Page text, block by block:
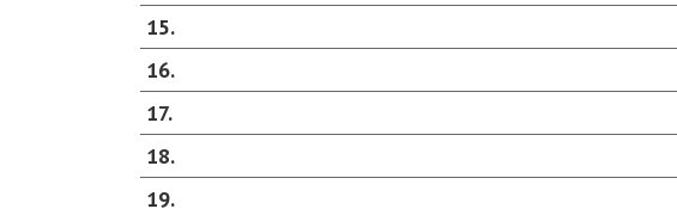
15
16
17
18
19